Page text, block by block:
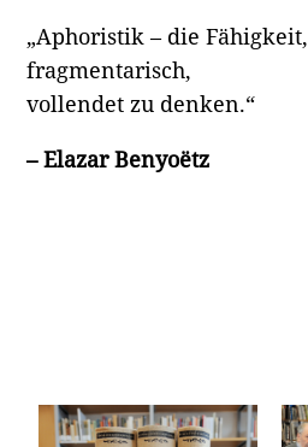
„Aphoristik – die Fähigkeit,
fragmentarisch,
vollendet zu denken.“
– Elazar Benyoëtz